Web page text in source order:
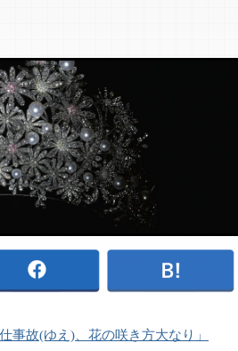
事故(ゆえ)、花の咲き方大なり」